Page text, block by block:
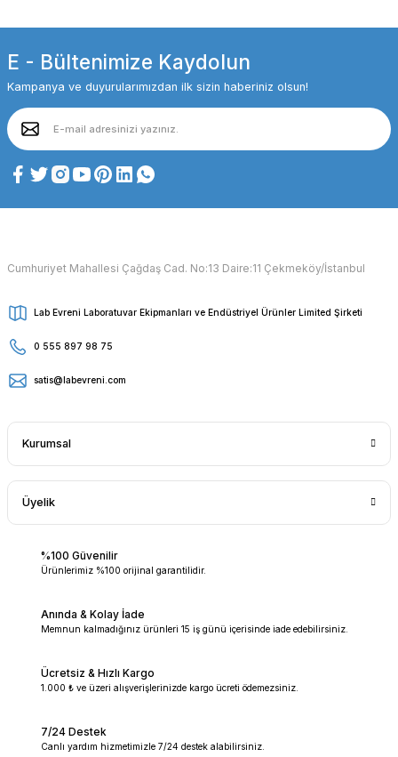
E - Bültenimize Kaydolun
Kampanya ve duyurularımızdan ilk sizin haberiniz olsun!
Cumhuriyet Mahallesi Çağdaş Cad. No:13 Daire:11 Çekmeköy/İstanbul
Lab Evreni Laboratuvar Ekipmanları ve Endüstriyel Ürünler Limited Şirketi
0 555 897 98 75
satis@labevreni.com
Kurumsal
Üyelik
%100 Güvenilir
Ürünlerimiz %100 orijinal garantilidir.
Anında & Kolay İade
Memnun kalmadığınız ürünleri 15 iş günü içerisinde iade edebilirsiniz.
Ücretsiz & Hızlı Kargo
1.000 ₺ ve üzeri alışverişlerinizde kargo ücreti ödemezsiniz.
7/24 Destek
Canlı yardım hizmetimizle 7/24 destek alabilirsiniz.